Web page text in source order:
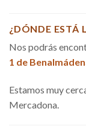
¿DÓNDE ESTÁ
Nos podrás
1 de
Estamos muy
Mercadona.